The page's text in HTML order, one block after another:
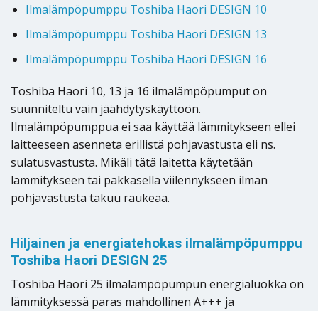
Ilmalämpöpumppu Toshiba Haori DESIGN 10
Ilmalämpöpumppu Toshiba Haori DESIGN 13
Ilmalämpöpumppu Toshiba Haori DESIGN 16
Toshiba Haori 10, 13 ja 16 ilmalämpöpumput on
suunniteltu vain jäähdytyskäyttöön.
Ilmalämpöpumppua ei saa käyttää lämmitykseen ellei
laitteeseen asenneta erillistä pohjavastusta eli ns.
sulatusvastusta. Mikäli tätä laitetta käytetään
lämmitykseen tai pakkasella viilennykseen ilman
pohjavastusta takuu raukeaa.
Hiljainen ja energiatehokas ilmalämpöpumppu
Toshiba Haori DESIGN 25
Toshiba Haori 25 ilmalämpöpumpun energialuokka on
lämmityksessä paras mahdollinen A+++ ja